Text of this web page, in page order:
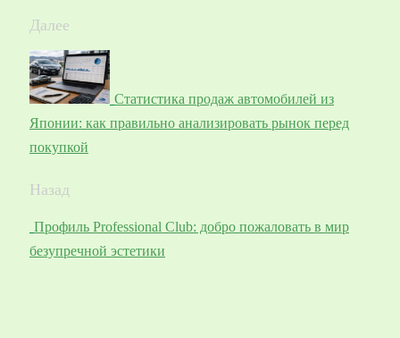
Далее
Статистика продаж автомобилей из
Японии: как правильно анализировать рынок перед
покупкой
Назад
Профиль Professional Club: добро пожаловать в мир
безупречной эстетики